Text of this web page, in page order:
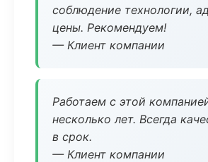
соблюдение технологии,
цены. Рекомендуем!
— Клиент компании
Работаем с этой
несколько лет. Всегда
в срок.
— Клиент компании